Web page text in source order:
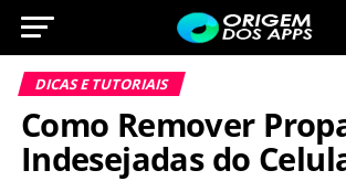
DICAS E TUTORIAIS
Como Remover
Indesejadas do